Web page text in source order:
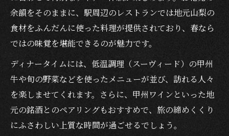
余韻をそのままに、駅周辺のレストランでは地元山梨の
食材をふんだんに使った料理が提供されており、春なら
ではの味覚を堪能できるのが魅力です。
ディナータイムには、低温調理（スーヴィード）の甲州
牛や旬の野菜などを使ったメニューが並び、訪れる人々
を楽しませてくれます。さらに、甲州ワインといった地
元の銘酒とのペアリングもおすすめで、旅の締めくくり
にふさわしい上質な時間が過ごせるでしょう。